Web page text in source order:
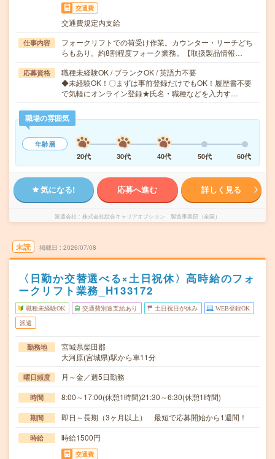
交通費
交通費規定内支給
仕事内容
フォークリフトでの荷受け作業。カウンター・リーチどち
らもあり。約8割程度フォーク業務。【取扱製品情報…
応募資格
職種未経験OK / ブランクOK / 英語力不要
◆未経験OK！〇まずは事前登録だけでもOK！履歴書不要
で気軽にオンライン登録★氏名・職種などを入力す…
職場の雰囲気
年齢層
20代
30代 40代 50代 60代
気になる! 応募へ進む 詳しく見る
派遣会社 株式会社綜合キャリアオプション 製造事業部（全国）
未読 掲載日 2026/07/08
〈日勤か交替選べる×土日祝休〉高時給のフォ
ークリフト業務_H133172
職種未経験OK 交通費別途支給あり 土日祝日が休み WEB登録OK
派遣
勤務地
宮城県柴田郡
大河原(宮城県)駅から車11分
曜日頻度 月～金／週5日勤務
時間 8:00～17:00(休憩1時間)21:30～6:30(休憩1時間)
期間 即日～長期（3ヶ月以上） 最短で応募開始から1週間！
時給 時給1500円
交通費